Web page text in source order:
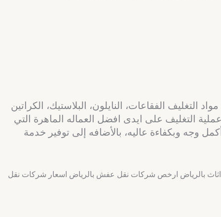
الفقاعات، النايلون، البلاستيك، الكراتين
التغليف على ايدى افضل العماله الماهرة التي
وجه وبكفاءة عاليه، بالأضافه إلى توفير خدمة